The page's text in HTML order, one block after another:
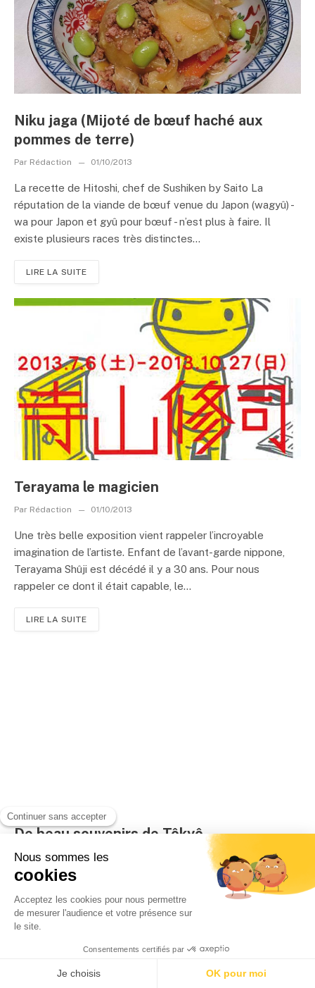
Niku jaga (Mijoté de bœuf haché aux
pommes de terre)
Par Rédaction 01/10/2013
La recette de Hitoshi, chef de Sushiken by Saito La
réputation de la viande de bœuf venue du Japon (wagyû) -
wa pour Japon et gyû pour bœuf - n’est plus à faire. Il
existe plusieurs races très distinctes...
LIRE LA SUITE
Terayama le magicien
Par Rédaction 01/10/2013
Une très belle exposition vient rappeler l’incroyable
imagination de l’artiste. Enfant de l’avant-garde nippone,
Terayama Shûji est décédé il y a 30 ans. Pour nous
rappeler ce dont il était capable, le...
LIRE LA SUITE
De beau souvenirs de Tôkyô
ParRédaction 01/10/2013
Située dans l’enceinte du National Art Center (Kokuritsu
Shinbijutsukan), cette boutique propose des objets
originaux et à des prix très abordables comme un petit
porte-monnaie en forme de Mont Fuji...